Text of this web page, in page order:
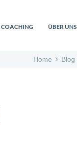
COACHING ÜBER UNS
Home Blog